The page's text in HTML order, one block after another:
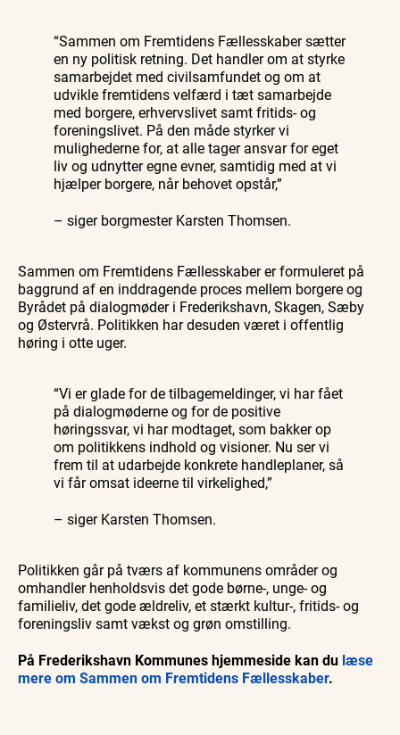
“Sammen om Fremtidens Fællesskaber sætter
en ny politisk retning. Det handler om at styrke
samarbejdet med civilsamfundet og om at
udvikle fremtidens velfærd i tæt samarbejde
med borgere, erhvervslivet samt fritids- og
foreningslivet. På den måde styrker vi
mulighederne for, at alle tager ansvar for eget
liv og udnytter egne evner, samtidig med at vi
hjælper borgere, når behovet opstår,”
– siger borgmester Karsten Thomsen.
Sammen om Fremtidens Fællesskaber er formuleret på
baggrund af en inddragende proces mellem borgere og
Byrådet på dialogmøder i Frederikshavn, Skagen, Sæby
og Østervrå. Politikken har desuden været i offentlig
høring i otte uger.
“Vi er glade for de tilbagemeldinger, vi har fået
på dialogmøderne og for de positive
høringssvar, vi har modtaget, som bakker op
om politikkens indhold og visioner. Nu ser vi
frem til at udarbejde konkrete handleplaner, så
vi får omsat ideerne til virkelighed,”
– siger Karsten Thomsen.
Politikken går på tværs af kommunens områder og
omhandler henholdsvis det gode børne-, unge- og
familieliv, det gode ældreliv, et stærkt kultur-, fritids- og
foreningsliv samt vækst og grøn omstilling.
På Frederikshavn Kommunes hjemmeside kan du læse
mere om Sammen om Fremtidens Fællesskaber.